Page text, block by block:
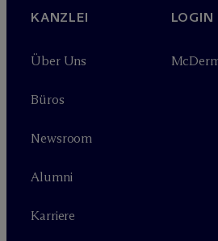
KANZLEI
Über Uns
Büros
Newsroom
Alumni
Karriere
LOGIN
Mc